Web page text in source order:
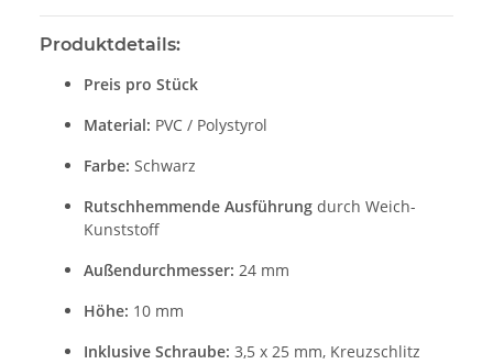
Produktdetails:
Preis pro Stück
Material: PVC / Polystyrol
Farbe: Schwarz
Rutschhemmende Ausführung durch Weich-
Kunststoff
Außendurchmesser: 24 mm
Höhe: 10 mm
Inklusive Schraube: 3,5 x 25 mm, Kreuzschlitz